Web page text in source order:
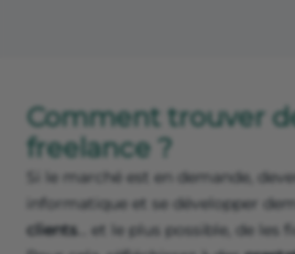
Comment trouver
freelance ?
Si le marché est en demande,
informatique et se développer
clients… et le plus possible, de les